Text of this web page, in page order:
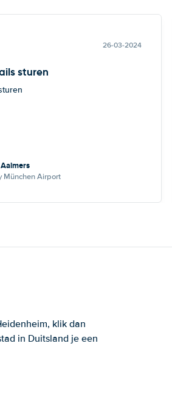
26-03-2024
sturen
München Airport
klik dan
in Duitsland je een